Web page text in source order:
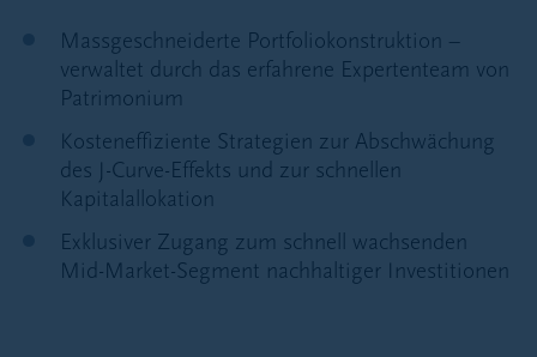
Massgeschneiderte Portfoliokonstruktion –
verwaltet durch das erfahrene Expertenteam von
Patrimonium
Kosteneffiziente Strategien zur Abschwächung
des J-Curve-Effekts und zur schnellen
Kapitalallokation
Exklusiver Zugang zum schnell wachsenden
Mid-Market-Segment nachhaltiger Investitionen